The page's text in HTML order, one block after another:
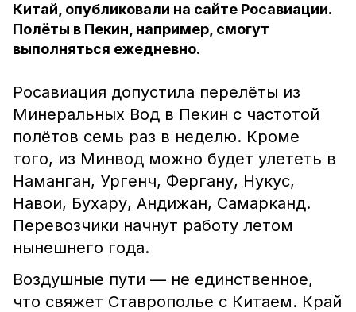
Китай, опубликовали на сайте Росавиации.
Полёты в Пекин, например, смогут
выполняться ежедневно.
Росавиация допустила перелёты из
Минеральных Вод в Пекин с частотой
полётов семь раз в неделю. Кроме
того, из Минвод можно будет улететь в
Наманган, Ургенч, Фергану, Нукус,
Навои, Бухару, Андижан, Самарканд.
Перевозчики начнут работу летом
нынешнего года.
Воздушные пути — не единственное,
что свяжет Ставрополье с Китаем. Край